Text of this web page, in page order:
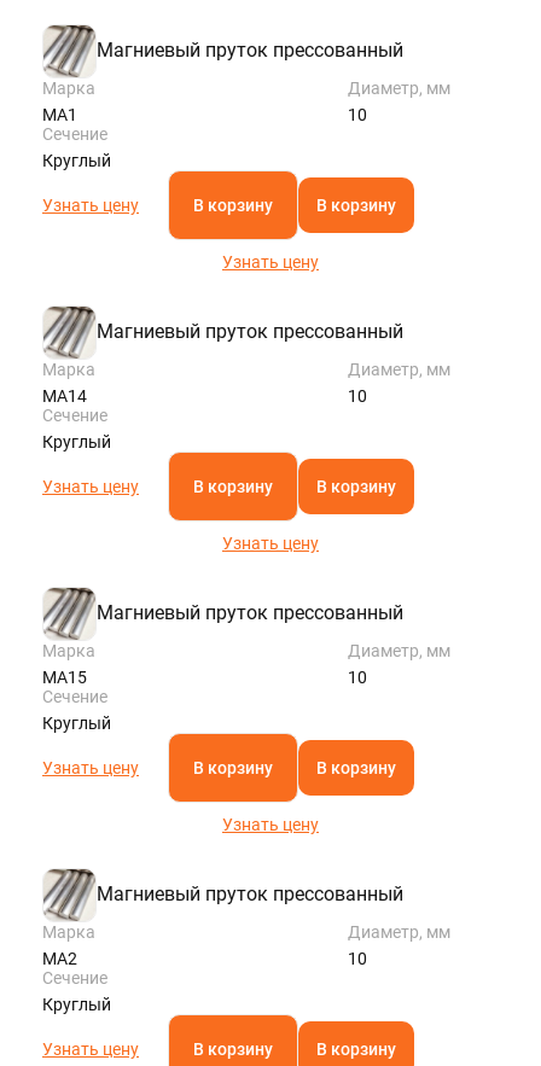
Магниевый пруток прессованный
Марка
МА1
Диаметр, мм
10
Сечение
Круглый
Узнать цену В корзину В корзину
Узнать цену
Магниевый пруток прессованный
Марка
МА14
Диаметр, мм
10
Сечение
Круглый
Узнать цену В корзину В корзину
Узнать цену
Магниевый пруток прессованный
Марка
МА15
Диаметр, мм
10
Сечение
Круглый
Узнать цену В корзину В корзину
Узнать цену
Магниевый пруток прессованный
Марка
МА2
Диаметр, мм
10
Сечение
Круглый
Узнать цену В корзину В корзину